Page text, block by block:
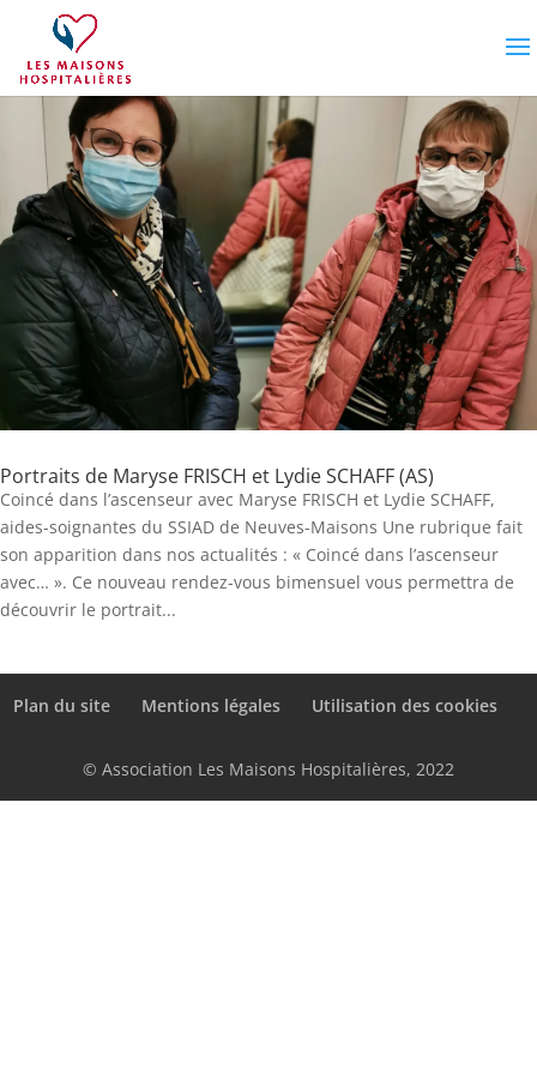
Portraits de Maryse FRISCH et Lydie SCHAFF (AS)
Coincé dans l’ascenseur avec Maryse FRISCH et Lydie SCHAFF,
aides-soignantes du SSIAD de Neuves-Maisons Une rubrique fait
son apparition dans nos actualités : « Coincé dans l’ascenseur
avec… ». Ce nouveau rendez-vous bimensuel vous permettra de
découvrir le portrait...
Plan du site Mentions légales Utilisation des cookies
© Association Les Maisons Hospitalières, 2022